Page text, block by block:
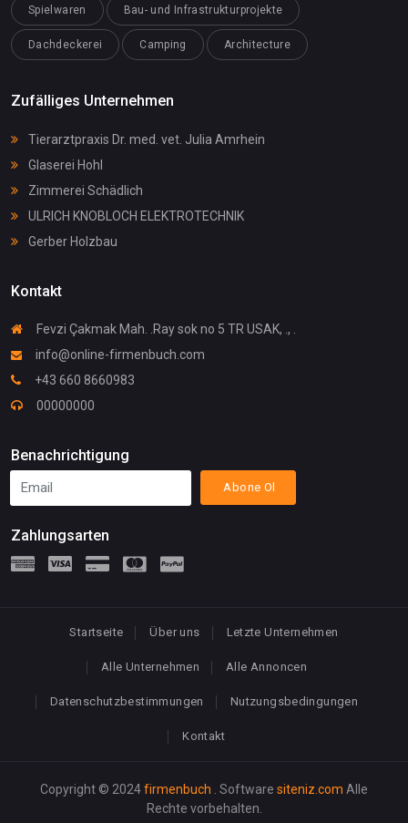
Spielwaren Bau- und Infrastrukturprojekte
Dachdeckerei Camping Architecture
Zufälliges Unternehmen
Tierarztpraxis Dr. med. vet. Julia Amrhein
Glaserei Hohl
Zimmerei Schädlich
ULRICH KNOBLOCH ELEKTROTECHNIK
Gerber Holzbau
Kontakt
Fevzi Çakmak Mah. .Ray sok no 5 TR USAK, ., .
info@online-firmenbuch.com
+43 660 8660983
00000000
Benachrichtigung
Abone Ol
Zahlungsarten
Startseite Über uns Letzte Unternehmen
Alle Unternehmen Alle Annoncen
Datenschutzbestimmungen Nutzungsbedingungen
Kontakt
Copyright © 2024firmenbuch . Software siteniz.com Alle
Rechte vorbehalten.